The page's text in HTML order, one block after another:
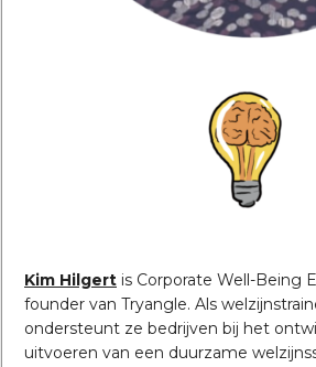
Kim Hilgert is Corporate Well-Being
founder van Tryangle. Als
ondersteunt ze bedrijven bij het
uitvoeren van een duurzame